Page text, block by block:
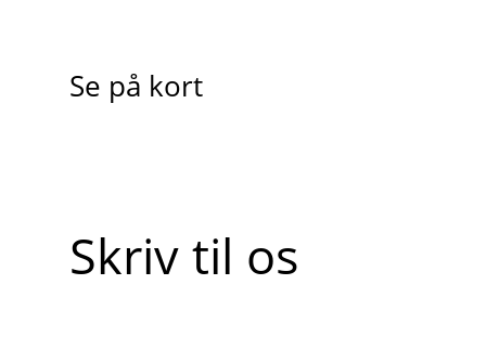
Se på kort
Skriv til os